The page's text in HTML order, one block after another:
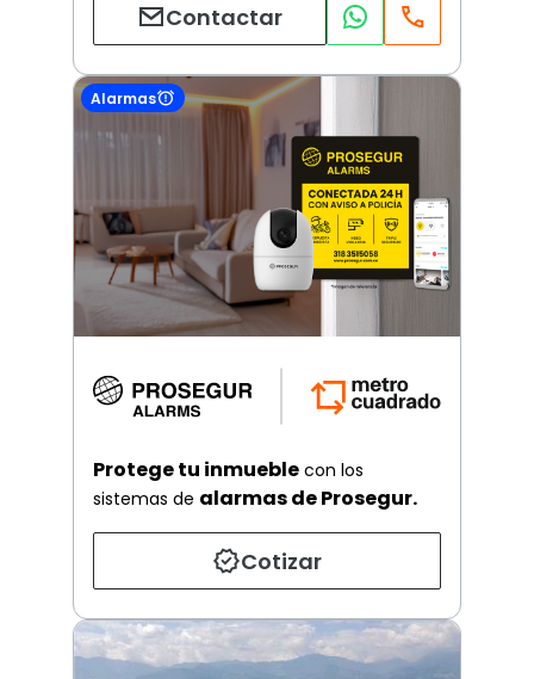
Contactar
Alarmas
Protege tu inmueble con los
sistemas de alarmas de Prosegur.
Cotizar